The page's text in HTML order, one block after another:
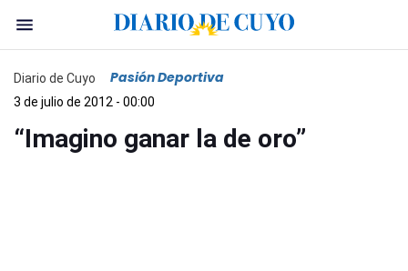
Diario de Cuyo Pasión Deportiva
3 de julio de 2012 - 00:00
“Imagino ganar la de oro”